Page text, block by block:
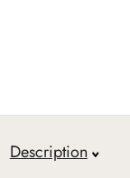
Description